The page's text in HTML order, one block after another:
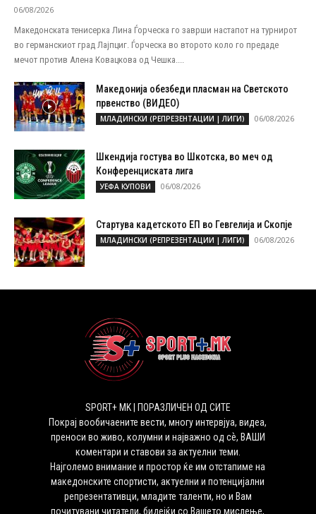
06/08/2026
Македонската тенисерка Лина Ѓорческа го заврши настапот на турнирот
во германскиот град Лајпциг. Ѓорческа во второто коло го предаде
мечот против Алена Ковацкова од Чешка....
Македонија обезбеди пласман на Светското
првенство (ВИДЕО)
МЛАДИНСКИ (РЕПРЕЗЕНТАЦИИ | ЛИГИ) 06/08/2026
Шкендија гостува во Шкотска, во меч од
Конференциската лига
УЕФА КУПОВИ 06/08/2026
Стартува кадетското ЕП во Гевгелија и Скопје
МЛАДИНСКИ (РЕПРЕЗЕНТАЦИИ | ЛИГИ) 06/08/2026
SPORT+ MK | ПОРАЗЛИЧЕН ОД СИТЕ
Покрај вообичаените вести, многу интервјуа, видеа,
преноси во живо, колумни и најважно од сѐ, ВАШИ
коментари и ставови за актуелни теми.
Најголемо внимание и простор ќе им отстапиме на
македонските спортисти, актуелни и потенцијални
репрезентативци, младите таленти, но и Вам
почитувани читатели, бидејќи со Вашето мислење,